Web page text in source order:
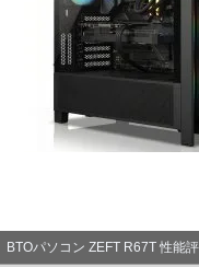
BTOパソコン ZEFT R67T 性能